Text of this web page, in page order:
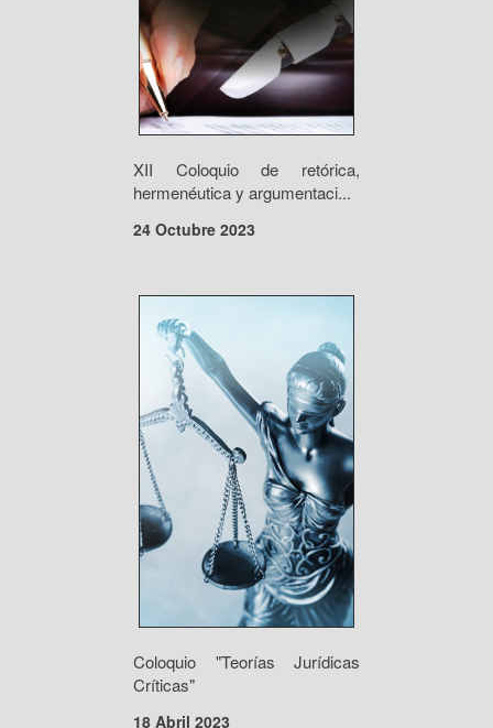
XII Coloquio de retórica,
hermenéutica y argumentaci...
24 Octubre 2023
Coloquio "Teorías Jurídicas
Críticas"
18 Abril 2023